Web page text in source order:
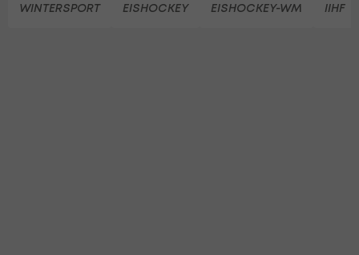
WINTERSPORT EISHOCKEY EISHOCKEY-WM IIHF